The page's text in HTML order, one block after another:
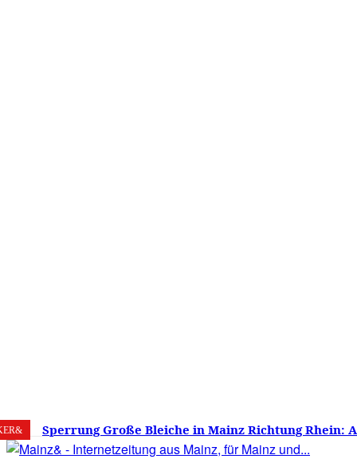
8. August 2026 28.3 Mainz
Sperrung Große Bleiche in Mainz Richtung Rhein:
verwirrt, Mainzer stinksauer – Haben die Mainzer